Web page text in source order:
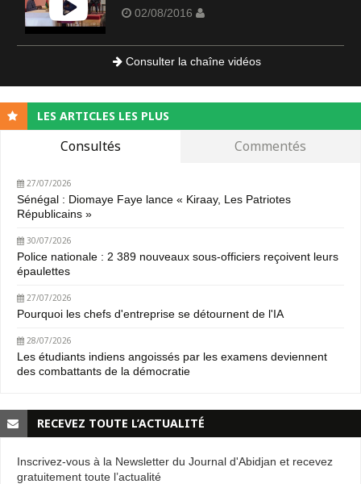
02/08/2016
Consulter la chaîne vidéos
LES ARTICLES LES PLUS
Consultés Commentés
27/07/2026
Sénégal : Diomaye Faye lance « Kiraay, Les Patriotes
Républicains »
30/07/2026
Police nationale : 2 389 nouveaux sous-officiers reçoivent leurs
épaulettes
27/07/2026
Pourquoi les chefs d'entreprise se détournent de l'IA
28/07/2026
Les étudiants indiens angoissés par les examens deviennent
des combattants de la démocratie
RECEVEZ TOUTE L’ACTUALITÉ
Inscrivez-vous à la Newsletter du Journal d'Abidjan et recevez
gratuitement toute l’actualité